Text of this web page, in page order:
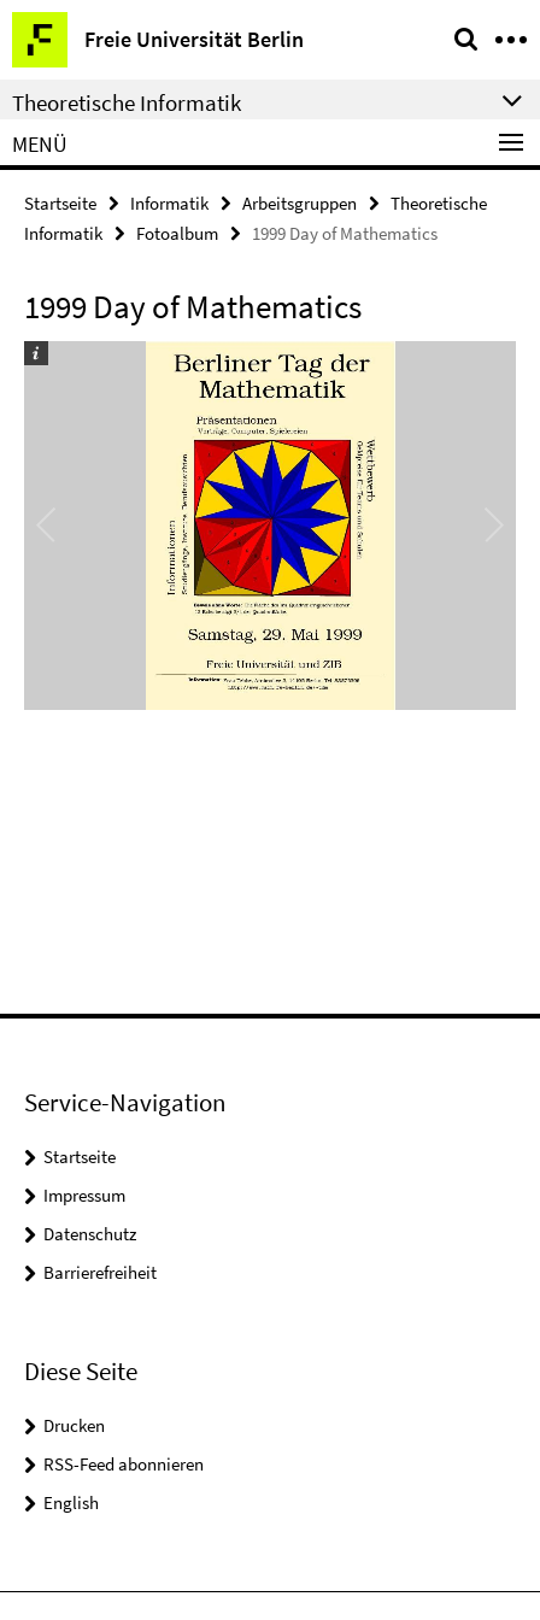
Springe
direkt
zu
Inhalt
Freie Universität Berlin
Service-
Navigation
Theoretische Informatik
MENÜ
Startseite Informatik Arbeitsgruppen
Theoretische
Informatik
Fotoalbum 1999 Day of Mathematics
1999 Day of Mathematics
Service-Navigation
Startseite
Impressum
Datenschutz
Barrierefreiheit
Diese Seite
Drucken
RSS-Feed abonnieren
English